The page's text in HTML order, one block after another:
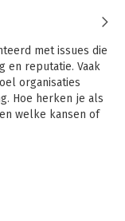
met issues die
en reputatie. Vaak
organisaties
Hoe herken je als
welke kansen of
issues is van
- Een